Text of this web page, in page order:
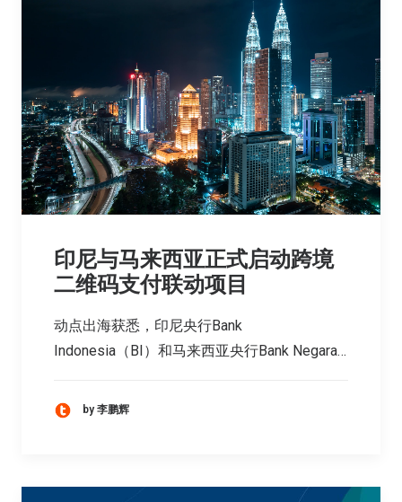
印尼与马来西亚正式启动跨境
二维码支付联动项目
动点出海获悉，印尼央行Bank
Indonesia（BI）和马来西亚央行Bank Negara…
by 李鹏辉